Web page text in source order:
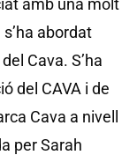
amb una molt
abordat
Cava. S’ha
del CAVA i de
Cava a nivell
per Sarah